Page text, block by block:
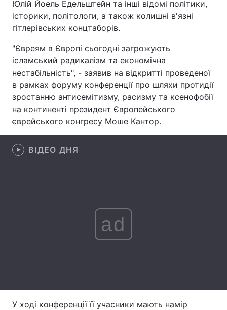
Зброя Інциденти
Цікавинки Погода
Екологія Регіони
Лонгріди
Відео з Youtube Статті
Юлій Йоель Едельштейн та інші відомі політики,
історики, політологи, а також колишні в'язні
гітлерівських концтаборів.
"Євреям в Європі сьогодні загрожують
ісламський радикалізм та економічна
нестабільність", - заявив на відкритті проведеної
в рамках форуму конференції про шляхи протидії
зростанню антисемітизму, расизму та ксенофобії
на континенті президент Європейського
єврейського конгресу Моше Кантор.
ВІДЕО ДНЯ
ad
У ході конференції її учасники мають намір